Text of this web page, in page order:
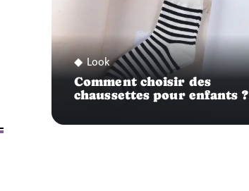
Look
Comment choisir des
chaussettes pour enfants ?